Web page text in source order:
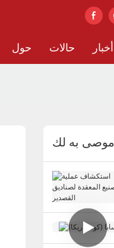
حول حالات أخبار
موصى به لك